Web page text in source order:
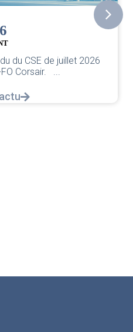
du CSE de juillet 2026
Corsair. ...